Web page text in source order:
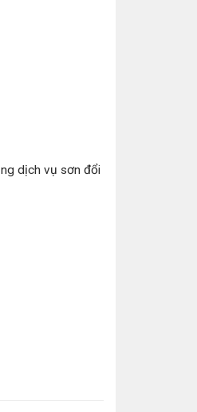
dịch vụ sơn đổi